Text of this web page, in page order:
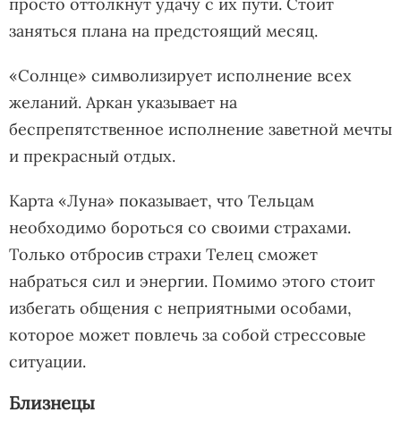
просто оттолкнут удачу с их пути. Стоит
заняться плана на предстоящий месяц.
«Солнце» символизирует исполнение всех
желаний. Аркан указывает на
беспрепятственное исполнение заветной мечты
и прекрасный отдых.
Карта «Луна» показывает, что Тельцам
необходимо бороться со своими страхами.
Только отбросив страхи Телец сможет
набраться сил и энергии. Помимо этого стоит
избегать общения с неприятными особами,
которое может повлечь за собой стрессовые
ситуации.
Близнецы